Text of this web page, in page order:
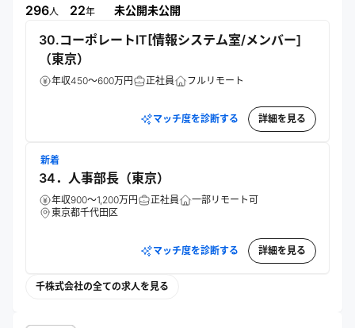
や先生の業務負担を軽減。写真や映像を通じて子どもの成長
と保育現場のニーズを掛け合わせ、子どもたちの健やかな成
長と保育環境の向上に貢献する。ミッション「人の心に火を
もたちの笑顔を中心に社会的価値を追求する。
296人 22年
未公開未公開
30.コーポレートIT[情報システム室/メンバー]
（東京）
年収450～600万円 正社員 フルリモート
マッチ度を診断する 詳細を見る
新着
34．人事部長（東京）
年収900～1,200万円 正社員
一部リモート可
東京都千代田区
マッチ度を診断する 詳細を見る
千株式会社の全ての求人を見る